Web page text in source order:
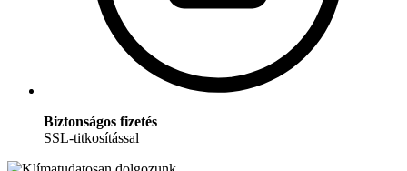
Biztonságos fizetés
SSL-titkosítással